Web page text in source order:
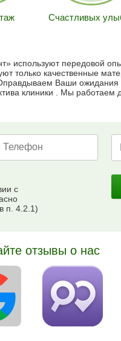
Счастливых
используют передовой
только качественные
Ваши ожидания
клиники . Мы
с
п. 4.2.1)
отзывы о нас